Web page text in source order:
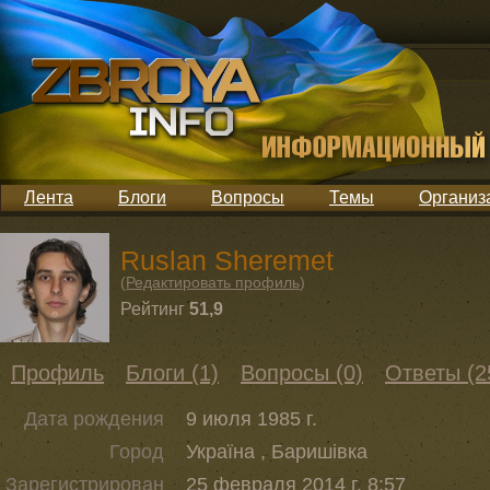
Лента Блоги Вопросы Темы
Ruslan Sheremet
(Редактировать профиль)
Рейтинг 51,9
Профиль Блоги (1) Вопросы (0) Ответы
Дата рождения
9 июля 1985 г.
Город
Україна , Баришівка
Зарегистрирован
25 февраля 2014 г. 8:57